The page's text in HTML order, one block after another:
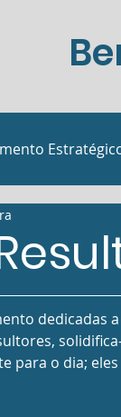
de Lucro
dedicadas
para o dia;